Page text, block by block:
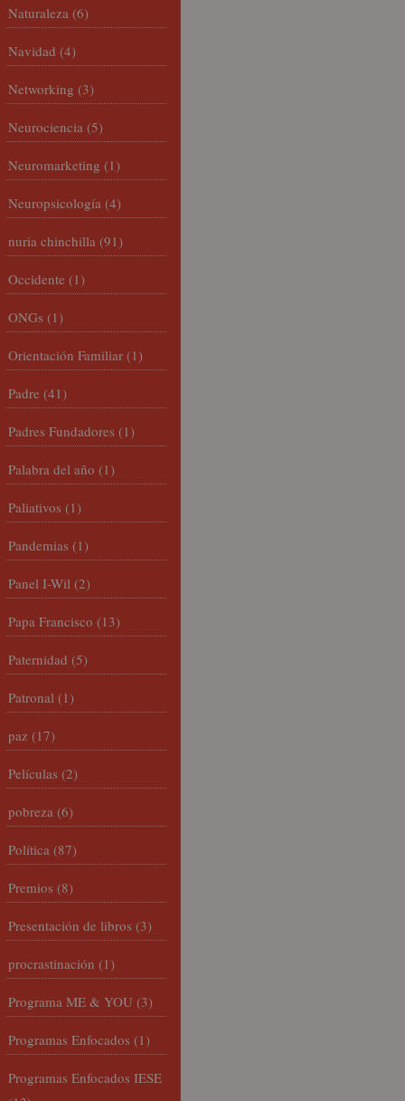
Naturaleza (6)
Navidad (4)
Networking (3)
Neurociencia (5)
Neuromarketing (1)
Neuropsicología (4)
nuria chinchilla (91)
Occidente (1)
ONGs (1)
Orientación Familiar (1)
Padre (41)
Padres Fundadores (1)
Palabra del año (1)
Paliativos (1)
Pandemias (1)
Panel I-Wil (2)
Papa Francisco (13)
Paternidad (5)
Patronal (1)
paz (17)
Películas (2)
pobreza (6)
Política (87)
Premios (8)
Presentación de libros (3)
procrastinación (1)
Programa ME & YOU (3)
Programas Enfocados (1)
Programas Enfocados IESE